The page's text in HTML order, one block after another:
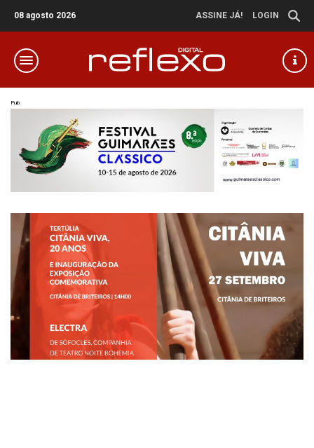
08 agosto 2026 ASSINE JÁ! LOGIN
Pub